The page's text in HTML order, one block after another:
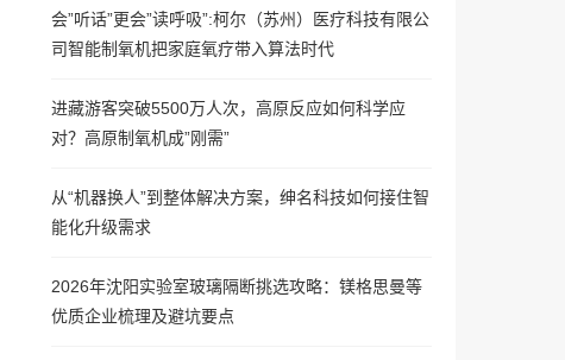
会”听话”更会”读呼吸”:柯尔（苏州）医疗科技有限公
司智能制氧机把家庭氧疗带入算法时代
进藏游客突破5500万人次，高原反应如何科学应
对？高原制氧机成”刚需”
从“机器换人”到整体解决方案，绅名科技如何接住智
能化升级需求
2026年沈阳实验室玻璃隔断挑选攻略：镁格思曼等
优质企业梳理及避坑要点